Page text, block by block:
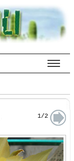
1/2